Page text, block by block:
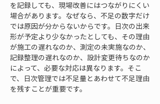
を記録しても、現場改善にはつながりにくい
場合があります。なぜなら、不足の数字だけ
では原因が分からないからです。日次の出来
形が予定より少なかったとしても、その理由
が施工の遅れなのか、測定の未実施なのか、
記録整理の遅れなのか、設計変更待ちなのか
によって、必要な対応は異なります。そこ
で、日次管理では不足量とあわせて不足理由
を残すことが重要です。